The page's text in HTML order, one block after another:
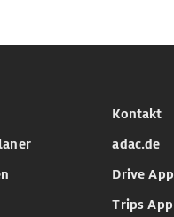
Kontakt
adac.de
Drive App
Trips App